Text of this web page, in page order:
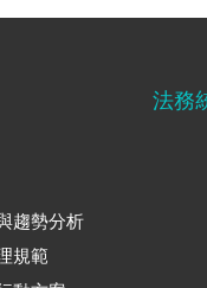
趨勢分析
規範
法務